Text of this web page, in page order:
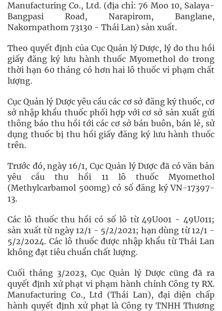
Manufacturing Co., Ltd. (địa chỉ: 76 Moo 10, Salaya-
Bangpasi Road, Narapirom, Banglane,
Nakornpathom 73130 - Thái Lan) sản xuất.
Theo quyết định của Cục Quản lý Dược, lý do thu hồi
giấy đăng ký lưu hành thuốc Myomethol do trong
thời hạn 60 tháng có hơn hai lô thuốc vi phạm chất
lượng.
Cục Quản lý Dược yêu cầu các cơ sở đăng ký thuốc, cơ
sở nhập khẩu thuốc phối hợp với cơ sở sản xuất gửi
thông báo thu hồi tới các cơ sở bán buôn, bán lẻ, sử
dụng thuốc bị thu hồi giấy đăng ký lưu hành thuốc
trên.
Trước đó, ngày 16/1, Cục Quản lý Dược đã có văn bản
yêu cầu thu hồi 11 lô thuốc Myomethol
(Methylcarbamol 500mg) có số đăng ký VN-17397-
13.
Các lô thuốc thu hồi có số lô từ 49U001 - 49U011;
sản xuất từ ngày 12/1 - 5/2/2021; hạn dùng từ 12/1 -
5/2/2024. Các lô thuốc được nhập khẩu từ Thái Lan
không đạt tiêu chuẩn chất lượng.
Cuối tháng 3/2023, Cục Quản lý Dược cũng đã ra
quyết định xử phạt vi phạm hành chính Công ty RX.
Manufacturing Co., Ltd (Thái Lan), đại diện chấp
hành quyết định xử phạt là Công ty TNHH Thương